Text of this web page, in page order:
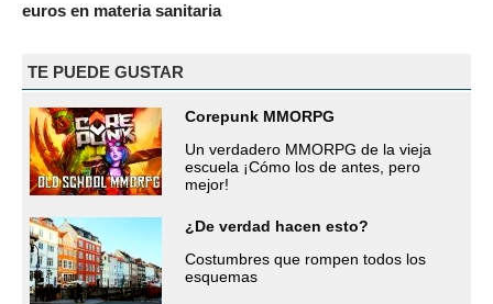
euros en materia sanitaria
TE PUEDE GUSTAR
Corepunk MMORPG
Un verdadero MMORPG de la vieja
escuela ¡Cómo los de antes, pero
mejor!
¿De verdad hacen esto?
Costumbres que rompen todos los
esquemas